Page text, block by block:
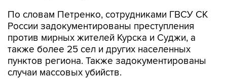
По словам Петренко, сотрудниками ГВСУ СК
России задокументированы преступления
против мирных жителей Курска и Суджи, а
также более 25 сел и других населенных
пунктов региона. Также задокументированы
случаи массовых убийств.